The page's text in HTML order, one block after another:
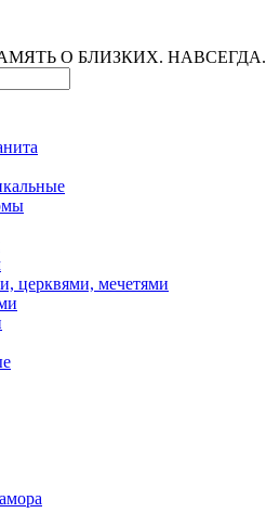
О БЛИЗКИХ. НАВСЕГДА.
церквями, мечетями